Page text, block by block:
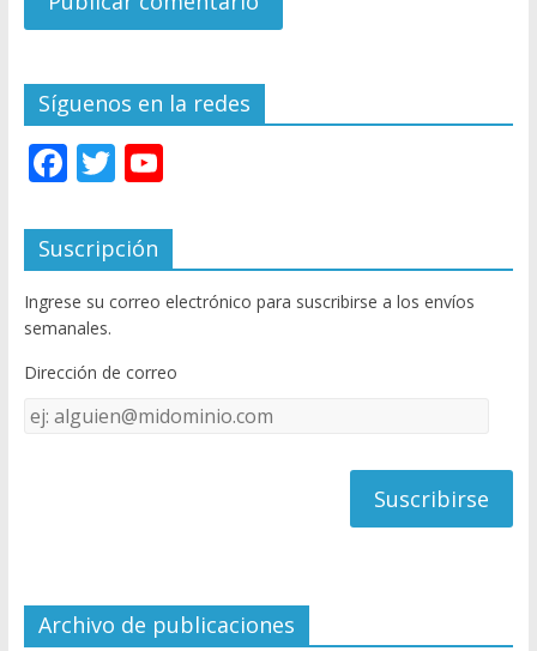
Síguenos en la redes
F
e
b
o
o
k
T
itt
er
Y
u
T
u
e
C
el
Suscripción
Ingrese su correo electrónico para suscribirse a los envíos
semanales.
Dirección de correo
Dirección
Archivo de publicaciones